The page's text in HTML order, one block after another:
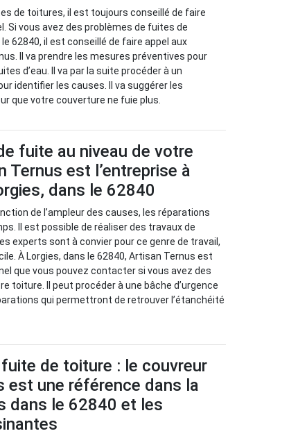
de toitures, il est toujours conseillé de faire
Si vous avez des problèmes de fuites de
62840, il est conseillé de faire appel aux
Il va prendre les mesures préventives pour
d’eau. Il va par la suite procéder à un
identifier les causes. Il va suggérer les
que votre couverture ne fuie plus.
fuite au niveau de votre
Ternus est l’entreprise à
dans le 62840
de l’ampleur des causes, les réparations
Il est possible de réaliser des travaux de
experts sont à convier pour ce genre de travail,
À Lorgies, dans le 62840, Artisan Ternus est
que vous pouvez contacter si vous avez des
toiture. Il peut procéder à une bâche d’urgence
qui permettront de retrouver l’étanchéité
de toiture : le couvreur
est une référence dans la
dans le 62840 et les